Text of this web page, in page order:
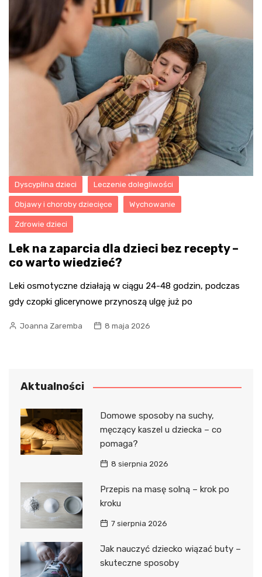
Dyscyplina dzieci Leczenie dolegliwości
Objawy i choroby dziecięce Wychowanie
Zdrowie dzieci
Lek na zaparcia dla dzieci bez recepty –
co warto wiedzieć?
Leki osmotyczne działają w ciągu 24-48 godzin, podczas
gdy czopki glicerynowe przynoszą ulgę już po
Joanna Zaremba 8 maja 2026
Aktualności
Domowe sposoby na suchy,
męczący kaszel u dziecka – co
pomaga?
8 sierpnia 2026
Przepis na masę solną – krok po
kroku
7 sierpnia 2026
Jak nauczyć dziecko wiązać buty –
skuteczne sposoby